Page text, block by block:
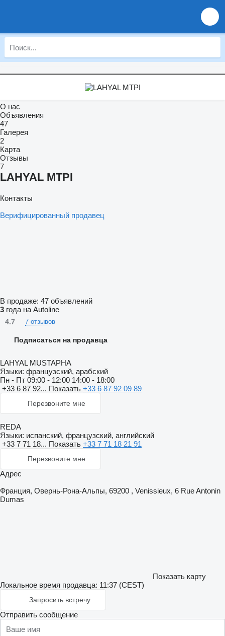
О нас
Объявления
47
Галерея
2
Карта
Отзывы
7
LAHYAL MTPI
Контакты
Верифицированный продавец
В продаже: 47 объявлений
3 года на Autoline
4.7 7 отзывов
Подписаться на продавца
LAHYAL MUSTAPHA
Языки: французский, арабский
Пн - Пт 09:00 - 12:00 14:00 - 18:00
+33 6 87 92... Показать +33 6 87 92 09 89
Перезвоните мне
REDA
Языки: испанский, французский, английский
+33 7 71 18... Показать +33 7 71 18 21 91
Перезвоните мне
Адрес
Франция, Овернь-Рона-Альпы, 69200 , Venissieux, 6 Rue Antonin
Dumas
Показать карту
Локальное время продавца: 11:37 (CEST)
Запросить встречу
Отправить сообщение